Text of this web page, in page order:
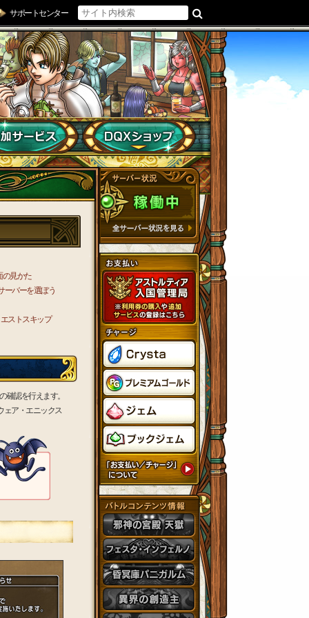
サポートセンター
の見かた
ーバーを選ぼう
ストスキップ
確認を行えます。
ェア・エニックス